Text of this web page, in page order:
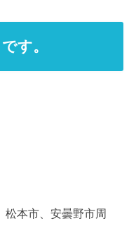
す。
本市、安曇野市周